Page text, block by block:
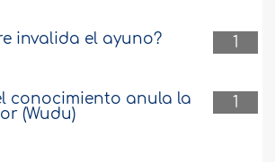
1
invalida el ayuno?
1
conocimiento anula la
(Wudu)